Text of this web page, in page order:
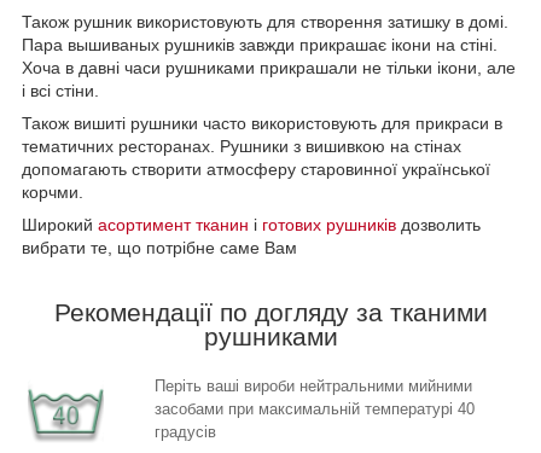
Також рушник використовують для створення затишку в домі.
Пара вышиваных рушників завжди прикрашає ікони на стіні.
Хоча в давні часи рушниками прикрашали не тільки ікони, але
і всі стіни.
Також вишиті рушники часто використовують для прикраси в
тематичних ресторанах. Рушники з вишивкою на стінах
допомагають створити атмосферу старовинної української
корчми.
Широкий асортимент тканин і готових рушників дозволить
вибрати те, що потрібне саме Вам
Рекомендації по догляду за тканими
рушниками
Періть ваші вироби нейтральними мийними
засобами при максимальній температурі 40
градусів